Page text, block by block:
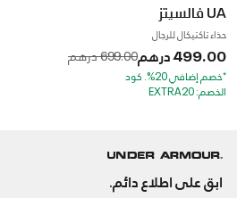
UA فالسيتز
حذاء تاكتيكال للرجال
499.00 درهم Price reduced from
699.00 درهم to
*خصم إضافي 20%. كود
الخصم: EXTRA20
ابق على اطلاع دائم.